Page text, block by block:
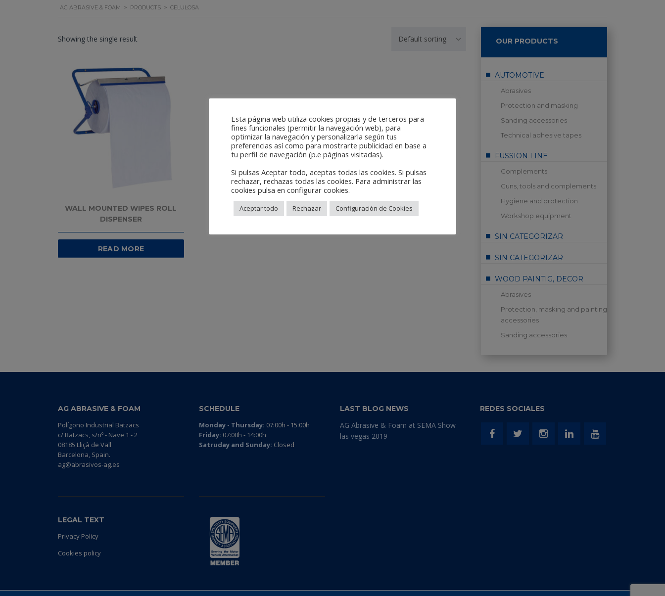
AG ABRASIVE & FOAM > PRODUCTS > CELULOSA
Showing the single result Default sorting
WALL MOUNTED WIPES ROLL
DISPENSER
READ MORE
OUR PRODUCTS
AUTOMOTIVE
Abrasives
Protection and masking
Sanding accessories
Technical adhesive tapes
FUSSION LINE
Complements
Guns, tools and complements
Hygiene and protection
Workshop equipment
SIN CATEGORIZAR
SIN CATEGORIZAR
WOOD PAINTIG, DECOR
Abrasives
Protection, masking and painting
accessories
Sanding accessories
AG ABRASIVE & FOAM
Polígono Industrial Batzacs
c/ Batzacs, s/nº - Nave 1 - 2
08185 Lliçà de Vall
Barcelona, Spain.
ag@abrasivos-ag.es
SCHEDULE
Monday - Thursday: 07:00h - 15:00h
Friday: 07:00h - 14:00h
Satruday and Sunday: Closed
LAST BLOG NEWS
AG Abrasive & Foam at SEMA Show
las vegas 2019
REDES SOCIALES
LEGAL TEXT
Privacy Policy
Cookies policy
Esta página web utiliza cookies propias y de terceros para
fines funcionales (permitir la navegación web), para
optimizar la navegación y personalizarla según tus
preferencias así como para mostrarte publicidad en base a
tu perfil de navegación (p.e páginas visitadas).
Si pulsas Aceptar todo, aceptas todas las cookies. Si pulsas
rechazar, rechazas todas las cookies. Para administrar las
cookies pulsa en configurar cookies.
Aceptar todo Rechazar Configuración de Cookies